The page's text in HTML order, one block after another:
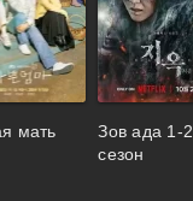
мать
Зов ада 1-2
сезон